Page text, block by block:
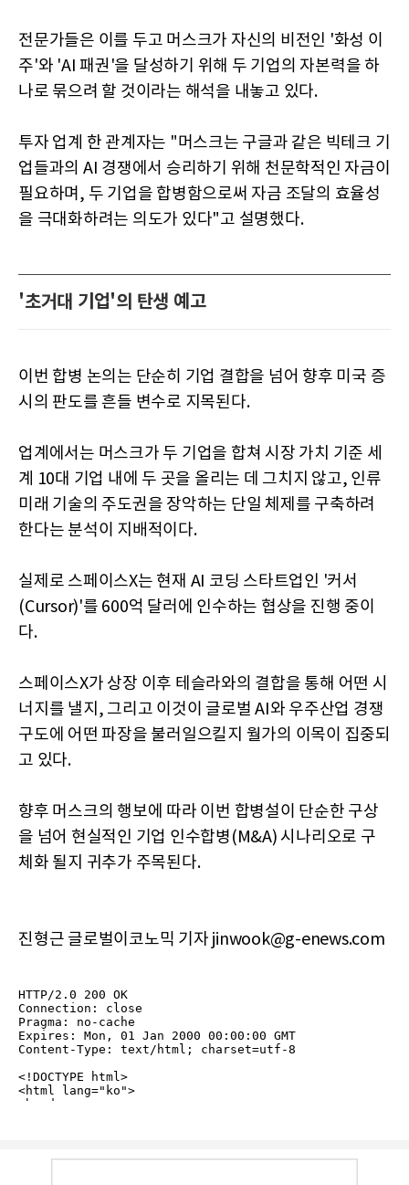
전문가들은 이를 두고 머스크가 자신의 비전인 '화성 이
주'와 'AI 패권'을 달성하기 위해 두 기업의 자본력을 하
나로 묶으려 할 것이라는 해석을 내놓고 있다.
투자 업계 한 관계자는 "머스크는 구글과 같은 빅테크 기
업들과의 AI 경쟁에서 승리하기 위해 천문학적인 자금이
필요하며, 두 기업을 합병함으로써 자금 조달의 효율성
을 극대화하려는 의도가 있다"고 설명했다.
'초거대 기업'의 탄생 예고
이번 합병 논의는 단순히 기업 결합을 넘어 향후 미국 증
시의 판도를 흔들 변수로 지목된다.
업계에서는 머스크가 두 기업을 합쳐 시장 가치 기준 세
계 10대 기업 내에 두 곳을 올리는 데 그치지 않고, 인류
미래 기술의 주도권을 장악하는 단일 체제를 구축하려
한다는 분석이 지배적이다.
실제로 스페이스X는 현재 AI 코딩 스타트업인 '커서
(Cursor)'를 600억 달러에 인수하는 협상을 진행 중이
다.
스페이스X가 상장 이후 테슬라와의 결합을 통해 어떤 시
너지를 낼지, 그리고 이것이 글로벌 AI와 우주산업 경쟁
구도에 어떤 파장을 불러일으킬지 월가의 이목이 집중되
고 있다.
향후 머스크의 행보에 따라 이번 합병설이 단순한 구상
을 넘어 현실적인 기업 인수합병(M&A) 시나리오로 구
체화 될지 귀추가 주목된다.
진형근 글로벌이코노믹 기자 jinwook@g-enews.com